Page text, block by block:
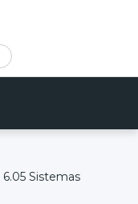
6.05 Sistemas